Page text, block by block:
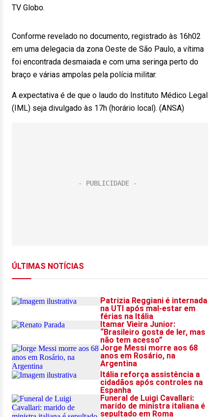
TV Globo.
Conforme revelado no documento, registrado às 16h02
em uma delegacia da zona Oeste de São Paulo, a vítima
foi encontrada desmaiada e com uma seringa perto do
braço e várias ampolas pela polícia militar.
A expectativa é de que o laudo do Instituto Médico Legal
(IML) seja divulgado às 17h (horário local). (ANSA)